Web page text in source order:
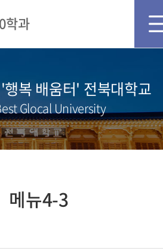
학과
복 배움터' 전북대학교
Glocal University
메뉴4-3